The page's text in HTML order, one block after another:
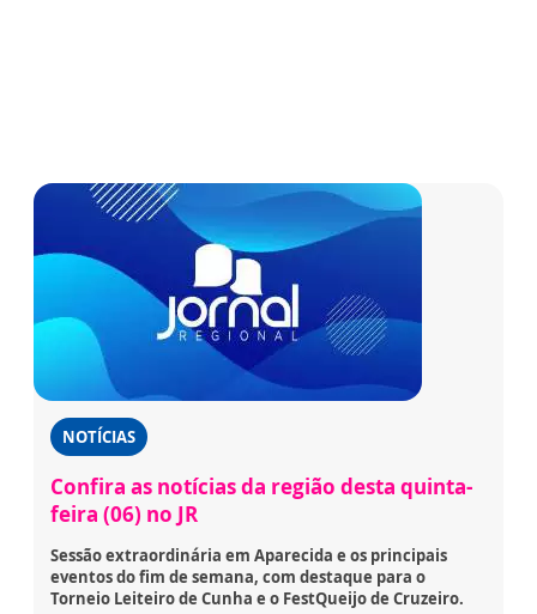
NOTÍCIAS
Confira as notícias da região desta quinta-
feira (06) no JR
Sessão extraordinária em Aparecida e os principais
eventos do fim de semana, com destaque para o
Torneio Leiteiro de Cunha e o FestQueijo de Cruzeiro.